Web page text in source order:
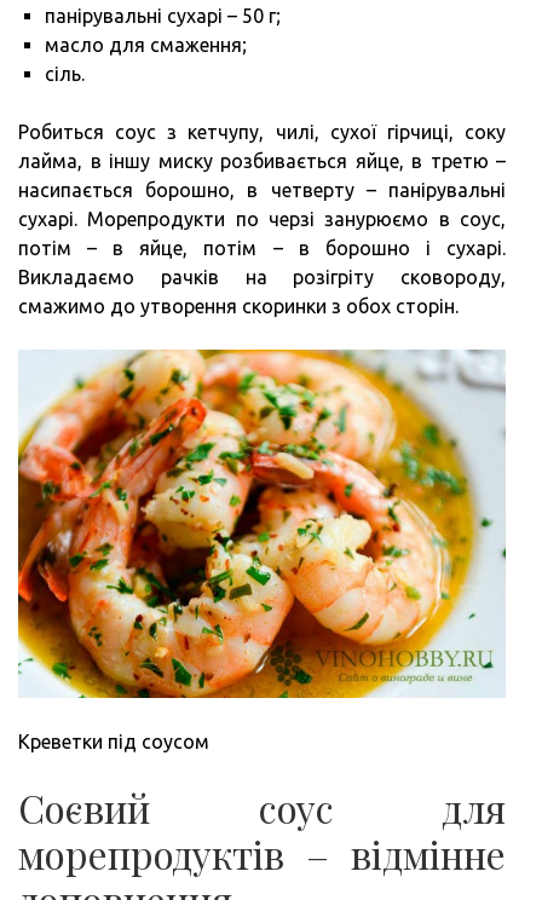
панірувальні сухарі – 50 г;
масло для смаження;
сіль.
Робиться соус з кетчупу, чилі, сухої гірчиці, соку
лайма, в іншу миску розбивається яйце, в третю –
насипається борошно, в четверту – панірувальні
сухарі. Морепродукти по черзі занурюємо в соус,
потім – в яйце, потім – в борошно і сухарі.
Викладаємо рачків на розігріту сковороду,
смажимо до утворення скоринки з обох сторін.
Креветки під соусом
Соєвий соус для
морепродуктів – відмінне